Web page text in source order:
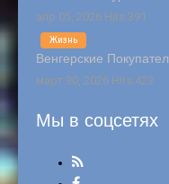
апр 05, 2026 Hits:391
Венгерские
март 30, 2026 Hits:423
Жизнь
Мы в соцсетях